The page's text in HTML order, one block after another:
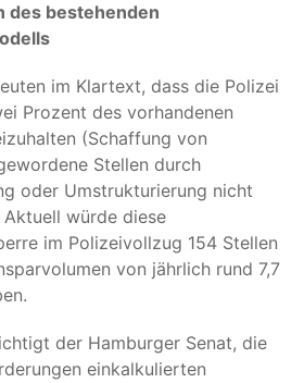
des bestehenden
im Klartext, dass die Polizei
Prozent des vorhandenen
(Schaffung von
Stellen durch
oder Umstrukturierung nicht
würde diese
im Polizeivollzug 154 Stellen
von jährlich rund 7,7
der Hamburger Senat, die
einkalkulierten